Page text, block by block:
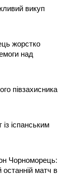
викуп
жорстко
над
півзахисника
іспанським
Чорноморець:
останній матч в